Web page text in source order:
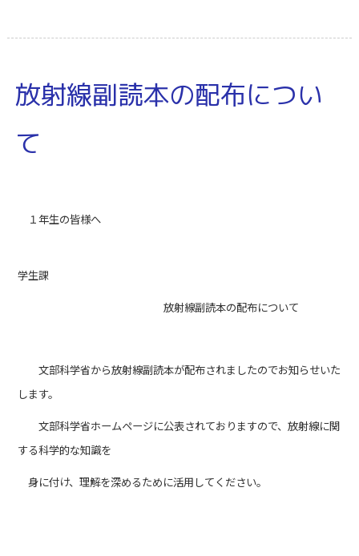
放射線副読本の配布につい
て
１年生の皆様へ
学生課
放射線副読本の配布について
文部科学省から放射線副読本が配布されましたのでお知らせいた
します。
文部科学省ホームページに公表されておりますので、放射線に関
する科学的な知識を
身に付け、理解を深めるために活用してください。